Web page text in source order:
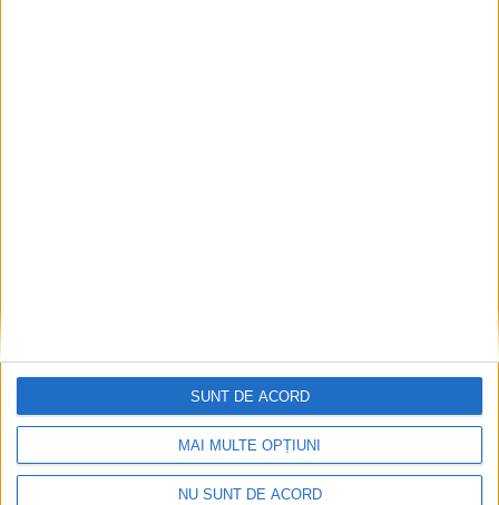
MAI MULTE OPȚIUNI
NU SUNT DE ACORD
SUNT DE ACORD